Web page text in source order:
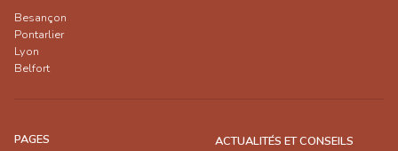
Besançon
Pontarlier
Lyon
Belfort
PAGES
ACTUALITÉS ET CONSEILS